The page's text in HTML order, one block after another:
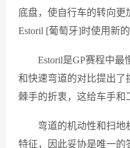
底盘，使自行车的转向更
Estoril [葡萄牙]时使用新的
Estoril是GP赛程中
和快速弯道的对比提出了
棘手的折衷，这给车手和
弯道的机动性和扫地
特征，因此妥协是唯一的